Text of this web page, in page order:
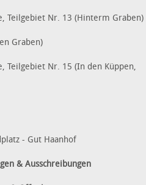
Teilgebiet Nr. 13 (Hinterm Graben)
Graben)
Teilgebiet Nr. 15 (In den Küppen,
- Gut Haanhof
& Ausschreibungen